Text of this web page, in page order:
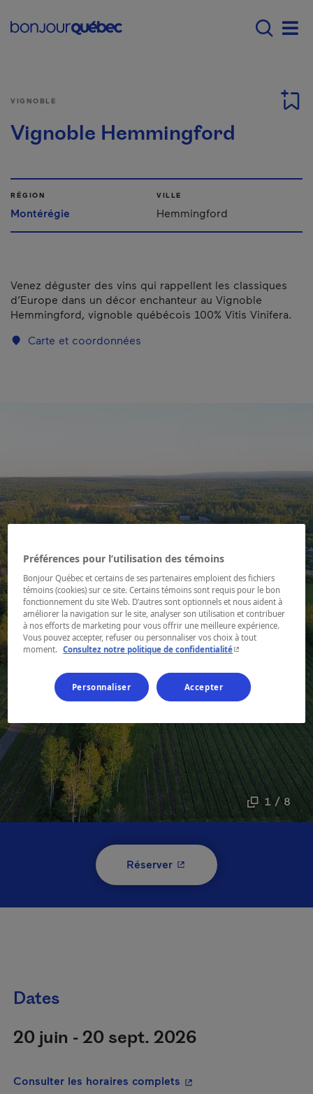
Main navigation -
1 / 8
Réserver- Cet hyperlien s'ouvrira
VIGNOBLE
Vignoble Hemmingford
RÉGION
Montérégie
VILLE
Hemmingford
Venez déguster des vins qui rappellent les classiques
d’Europe dans un décor enchanteur au Vignoble
Hemmingford, vignoble québécois 100% Vitis Vinifera.
Carte et coordonnées
Dates
20 juin - 20 sept. 2026
Consulter les horaires complets - Cet hyperlien
Préférences pour l’utilisation des témoins
Bonjour Québec et certains de ses partenaires emploient des fichiers
témoins (cookies) sur ce site. Certains témoins sont requis pour le bon
fonctionnement du site Web. D’autres sont optionnels et nous aident à
améliorer la navigation sur le site, analyser son utilisation et contribuer
à nos efforts de marketing pour vous offrir une meilleure expérience.
Vous pouvez accepter, refuser ou personnaliser vos choix à tout
moment.
Consultez notre politique de confidentialité- Cet hyperlien
Personnaliser Accepter